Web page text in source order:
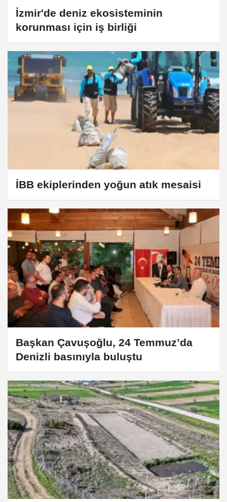
İzmir'de deniz ekosisteminin
korunması için iş birliği
İBB ekiplerinden yoğun atık mesaisi
Başkan Çavuşoğlu, 24 Temmuz’da
Denizli basınıyla buluştu